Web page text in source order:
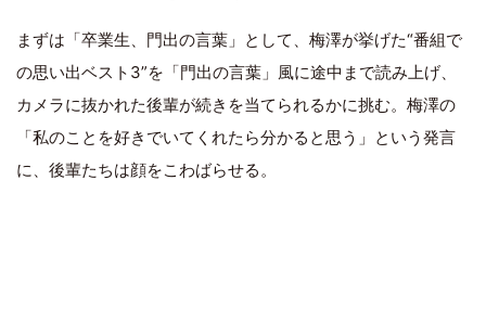
まずは「卒業生、門出の言葉」として、梅澤が挙げた“番組で
の思い出ベスト3”を「門出の言葉」風に途中まで読み上げ、
カメラに抜かれた後輩が続きを当てられるかに挑む。梅澤の
「私のことを好きでいてくれたら分かると思う」という発言
に、後輩たちは顔をこわばらせる。